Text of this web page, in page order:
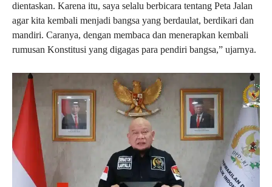
dientaskan. Karena itu, saya selalu berbicara tentang Peta Jalan
agar kita kembali menjadi bangsa yang berdaulat, berdikari dan
mandiri. Caranya, dengan membaca dan menerapkan kembali
rumusan Konstitusi yang digagas para pendiri bangsa,” ujarnya.